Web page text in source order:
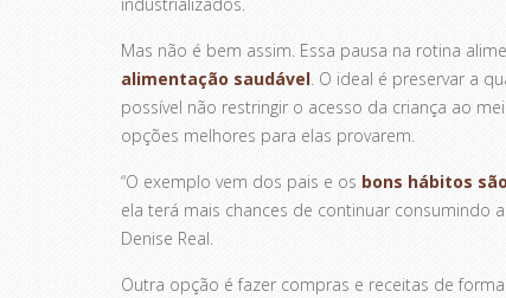
Mas não é bem assim. Essa pausa na rotina
alimentação saudável. O ideal é preservar a
possível não restringir o acesso da criança ao
opções melhores para elas provarem.
“O exemplo vem dos pais e os bons hábitos
ela terá mais chances de continuar consumindo
Denise Real.
Outra opção é fazer compras e receitas de